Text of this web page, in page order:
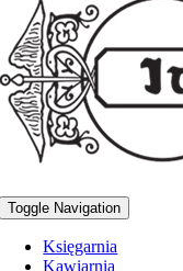
Toggle Navigation
Księgarnia
Kawiarnia